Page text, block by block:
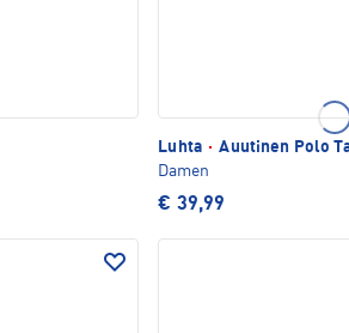
Luhta · Auutinen Polo
Damen
€ 39,99